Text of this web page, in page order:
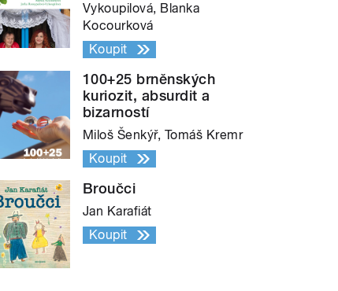
Vykoupilová, Blanka
Kocourková
Koupit
100+25 brněnských
kuriozit, absurdit a
bizarností
Miloš Šenkýř, Tomáš Kremr
Koupit
Broučci
Jan Karafiát
Koupit